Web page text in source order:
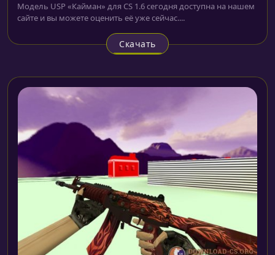
Модель USP «Кайман» для CS 1.6 сегодня доступна на нашем
сайте и вы можете оценить её уже сейчас....
Скачать